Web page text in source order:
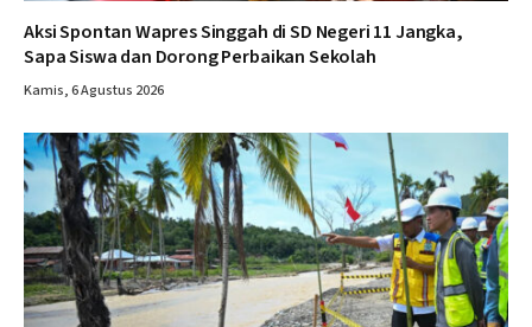
Aksi Spontan Wapres Singgah di SD Negeri 11 Jangka,
Sapa Siswa dan Dorong Perbaikan Sekolah
Kamis, 6 Agustus 2026